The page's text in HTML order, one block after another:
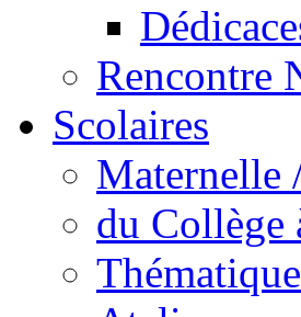
Rencontre
Scolaires
Maternelle
du Collège